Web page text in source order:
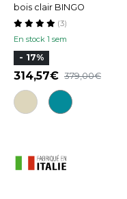
bois clair BINGO
En stock 1 sem
(3)
- 17%
314,57 379,00